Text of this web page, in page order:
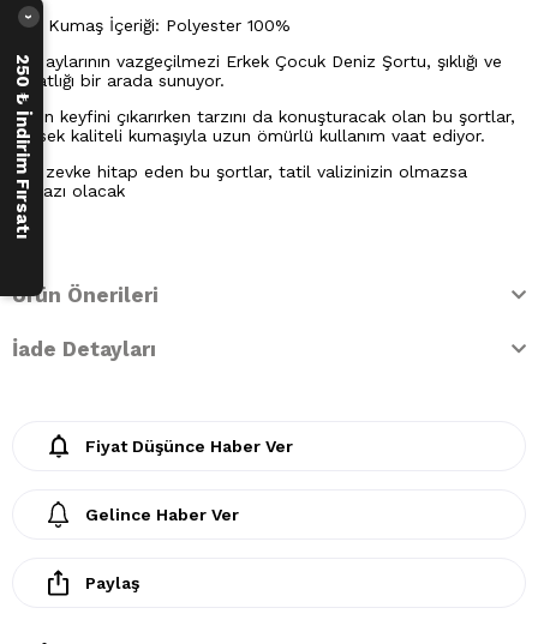
Ana Kumaş İçeriği: Polyester 100%
Yaz aylarının vazgeçilmezi Erkek Çocuk Deniz Şortu, şıklığı ve
rahatlığı bir arada sunuyor.
Plajın keyfini çıkarırken tarzını da konuşturacak olan bu şortlar,
yüksek kaliteli kumaşıyla uzun ömürlü kullanım vaat ediyor.
Her zevke hitap eden bu şortlar, tatil valizinizin olmazsa
olmazı olacak
Ürün Önerileri
İade Detayları
Fiyat Düşünce Haber Ver
Gelince Haber Ver
Paylaş
250 ₺ İndirim Fırsatı
›